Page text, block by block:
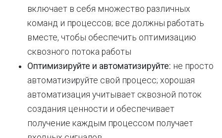
включает в себя множество различных
команд и процессов; все должны работать
вместе, чтобы обеспечить оптимизацию
сквозного потока работы
Оптимизируйте и автоматизируйте: не просто
автоматизируйте свой процесс; хорошая
автоматизация учитывает сквозной поток
создания ценности и обеспечивает
получение каждым процессом получает